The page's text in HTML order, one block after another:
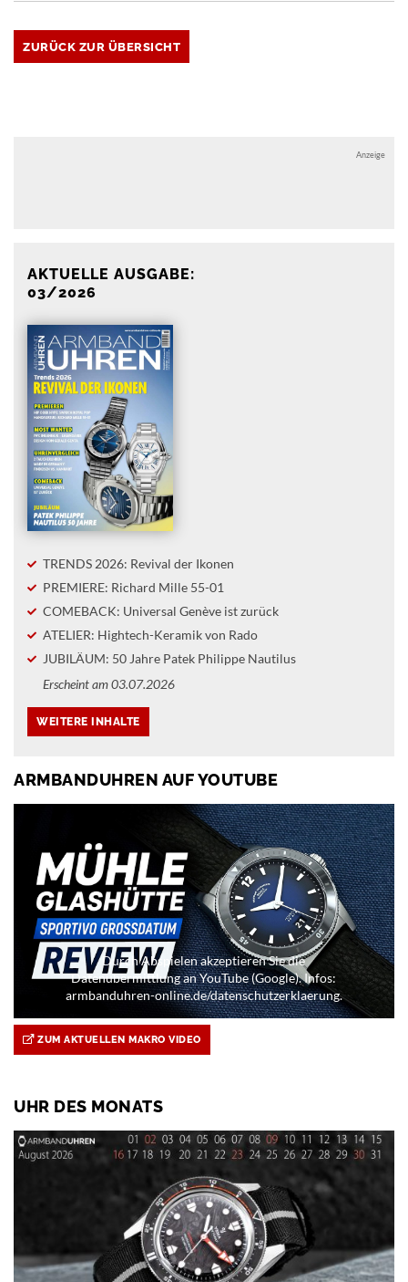
ZURÜCK ZUR ÜBERSICHT
Anzeige
AKTUELLE AUSGABE:
03/2026
TRENDS 2026: Revival der Ikonen
PREMIERE: Richard Mille 55-01
COMEBACK: Universal Genève ist zurück
ATELIER: Hightech-Keramik von Rado
JUBILÄUM: 50 Jahre Patek Philippe Nautilus
Erscheint am 03.07.2026
ARMBANDUHREN AUF YOUTUBE
Durch Abspielen akzeptieren Sie die
Datenübermittlung an YouTube (Google). Infos:
armbanduhren-online.de/datenschutzerklaerung.
ZUM AKTUELLEN MAKRO VIDEO
UHR DES MONATS